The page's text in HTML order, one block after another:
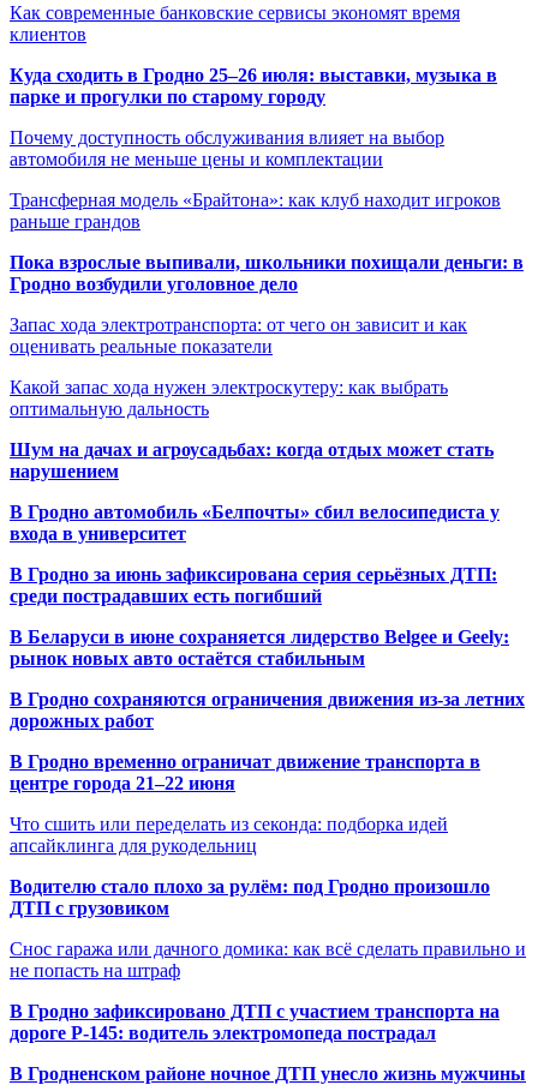
Как современные банковские сервисы экономят время
клиентов
Куда сходить в Гродно 25–26 июля: выставки, музыка в
парке и прогулки по старому городу
Почему доступность обслуживания влияет на выбор
автомобиля не меньше цены и комплектации
Трансферная модель «Брайтона»: как клуб находит игроков
раньше грандов
Пока взрослые выпивали, школьники похищали деньги: в
Гродно возбудили уголовное дело
Запас хода электротранспорта: от чего он зависит и как
оценивать реальные показатели
Какой запас хода нужен электроскутеру: как выбрать
оптимальную дальность
Шум на дачах и агроусадьбах: когда отдых может стать
нарушением
В Гродно автомобиль «Белпочты» сбил велосипедиста у
входа в университет
В Гродно за июнь зафиксирована серия серьёзных ДТП:
среди пострадавших есть погибший
В Беларуси в июне сохраняется лидерство Belgee и Geely:
рынок новых авто остаётся стабильным
В Гродно сохраняются ограничения движения из-за летних
дорожных работ
В Гродно временно ограничат движение транспорта в
центре города 21–22 июня
Что сшить или переделать из секонда: подборка идей
апсайклинга для рукодельниц
Водителю стало плохо за рулём: под Гродно произошло
ДТП с грузовиком
Снос гаража или дачного домика: как всё сделать правильно и
не попасть на штраф
В Гродно зафиксировано ДТП с участием транспорта на
дороге Р-145: водитель электромопеда пострадал
В Гродненском районе ночное ДТП унесло жизнь мужчины